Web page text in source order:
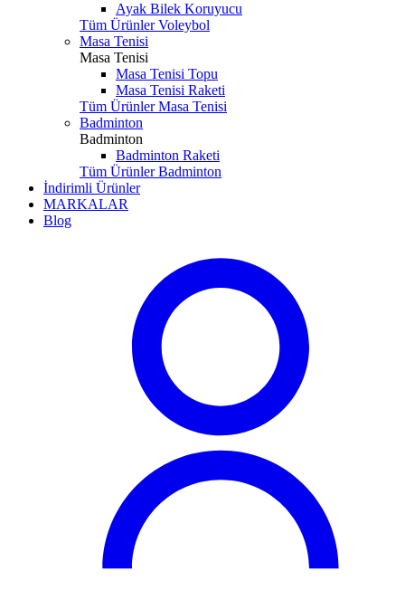
Ayak Bilek Koruyucu
Tüm Ürünler Voleybol
Masa Tenisi
Masa Tenisi
Masa Tenisi Topu
Masa Tenisi Raketi
Tüm Ürünler Masa Tenisi
Badminton
Badminton
Badminton Raketi
Tüm Ürünler Badminton
İndirimli Ürünler
MARKALAR
Blog